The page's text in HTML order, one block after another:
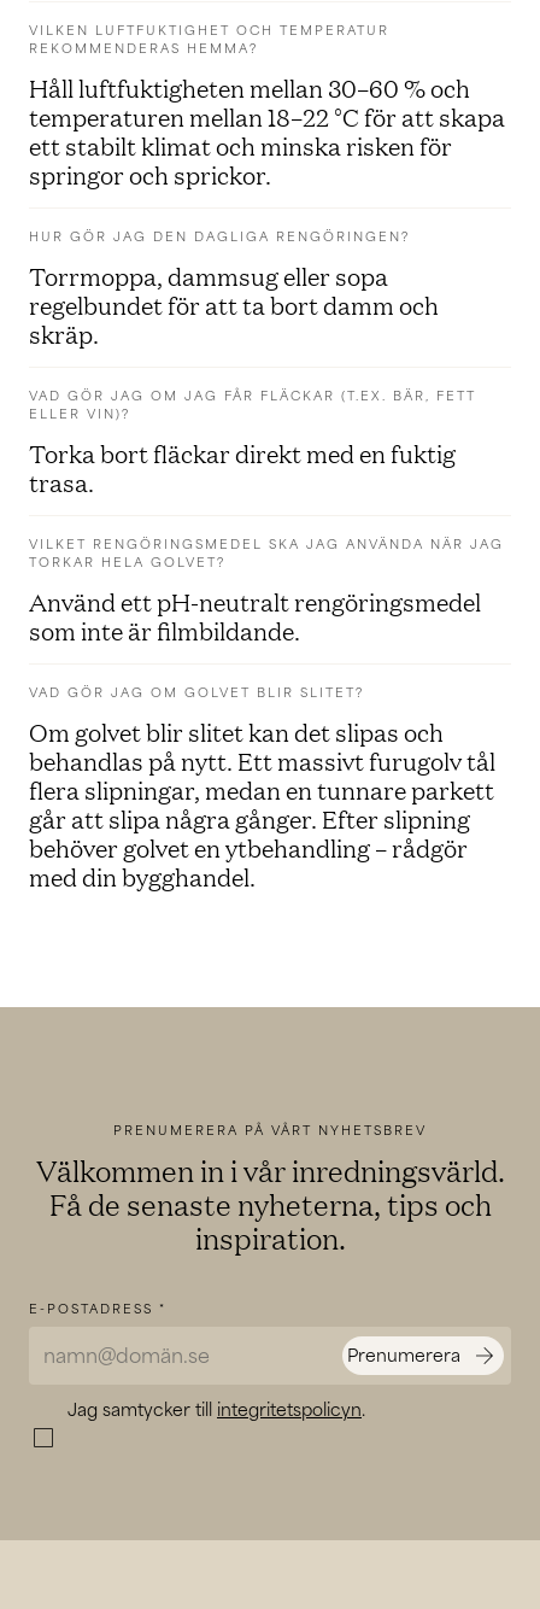
VILKEN LUFTFUKTIGHET OCH TEMPERATUR
REKOMMENDERAS HEMMA?
Håll luftfuktigheten mellan 30–60 % och
temperaturen mellan 18–22 °C för att skapa
ett stabilt klimat och minska risken för
springor och sprickor.
HUR GÖR JAG DEN DAGLIGA RENGÖRINGEN?
Torrmoppa, dammsug eller sopa
regelbundet för att ta bort damm och
skräp.
VAD GÖR JAG OM JAG FÅR FLÄCKAR (T.EX. BÄR, FETT
ELLER VIN)?
Torka bort fläckar direkt med en fuktig
trasa.
VILKET RENGÖRINGSMEDEL SKA JAG ANVÄNDA NÄR JAG
TORKAR HELA GOLVET?
Använd ett pH-neutralt rengöringsmedel
som inte är filmbildande.
VAD GÖR JAG OM GOLVET BLIR SLITET?
Om golvet blir slitet kan det slipas och
behandlas på nytt. Ett massivt furugolv tål
flera slipningar, medan en tunnare parkett
går att slipa några gånger. Efter slipning
behöver golvet en ytbehandling – rådgör
med din bygghandel.
PRENUMERERA PÅ VÅRT NYHETSBREV
Välkommen in i vår inredningsvärld.
Få de senaste nyheterna, tips och
inspiration.
E-POSTADRESS *
check_box_outline_blank
Jag samtycker till integritetspolicyn.
Prenumerera arrow_forward